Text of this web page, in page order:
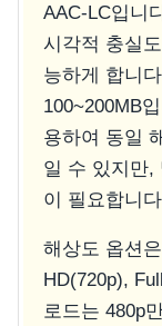
AAC-LC입니
시각적 충실
능하게 합니
100~200MB
용하여 동일
일 수 있지만,
이 필요합니
해상도 옵션
HD(720p),
로드는 480p